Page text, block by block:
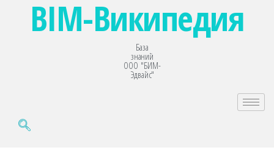
BIM-Википедия
База
знаний
ООО "БИМ-
Эдвайс"